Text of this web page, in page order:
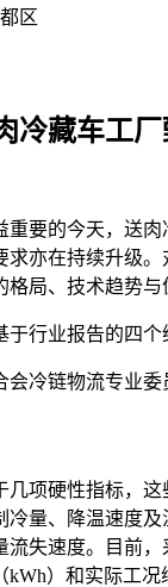
区
冷藏车工
要的今天，送
求亦在持续升级
局、技术趋势与
于行业报告的四个
冷链物流专业
几项硬性指标，
冷量、降温速度
失速度。目前
kWh）和实际工